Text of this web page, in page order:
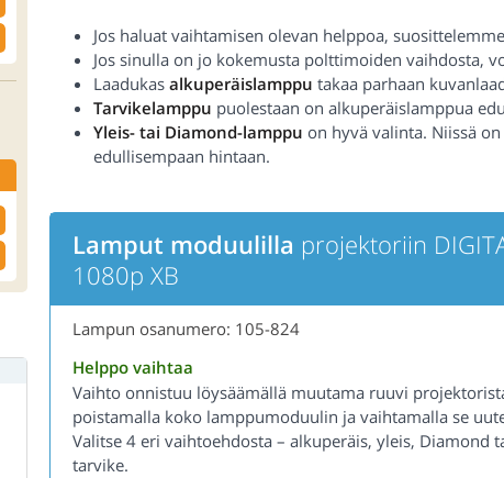
Jos haluat vaihtamisen olevan helppoa, suosittelemme
Jos sinulla on jo kokemusta polttimoiden vaihdosta,
Laadukas alkuperäislamppu takaa parhaan
Tarvikelamppu puolestaan on alkuperäislamppua
Yleis- tai Diamond-lamppu on hyvä valinta. Niissä
edullisempaan hintaan.
Lamput moduulilla projektoriin
1080p XB
Lampun osanumero: 105-824
Helppo vaihtaa
Vaihto onnistuu löysäämällä muutama ruuvi
poistamalla koko lamppumoduulin ja vaihtamalla se
Valitse 4 eri vaihtoehdosta – alkuperäis, yleis, Diamond
tarvike.